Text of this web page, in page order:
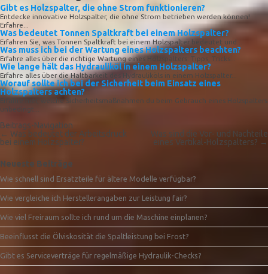
Gibt es Holzspalter, die ohne Strom funktionieren?
Entdecke innovative Holzspalter, die ohne Strom betrieben werden können!
Erfahre...
Was bedeutet Tonnen Spaltkraft bei einem Holzspalter?
Erfahren Sie, was Tonnen Spaltkraft bei einem Holzspalter bedeutet und...
Was muss ich bei der Wartung eines Holzspalters beachten?
Erfahre alles über die richtige Wartung eines Holzspalters: Tipps, Tricks...
Wie lange hält das Hydrauliköl in einem Holzspalter?
Erfahre alles über die Haltbarkeit des Hydrauliköls in einem Holzspalter...
Worauf sollte ich bei der Sicherheit beim Einsatz eines
Holzspalters achten?
Erfahre hier, welche Sicherheitsmaßnahmen du beim Gebrauch eines Holzspalters
unbedingt...
Beitrags-Navigation
← Was bedeutet der Arbeitsdruck
bei einem Holzspalter?
Was sind die Vor- und Nachteile
eines Vertikal-Holzspalters? →
Neueste Beiträge
Wie schnell sind Ersatzteile für ältere Modelle verfügbar?
Wie vergleiche ich Herstellerangaben zur Leistung fair?
Wie viel Freiraum sollte ich rund um die Maschine einplanen?
Beeinflusst die Ölviskosität die Spaltleistung bei Frost?
Gibt es Serviceverträge für regelmäßige Hydraulik-Checks?